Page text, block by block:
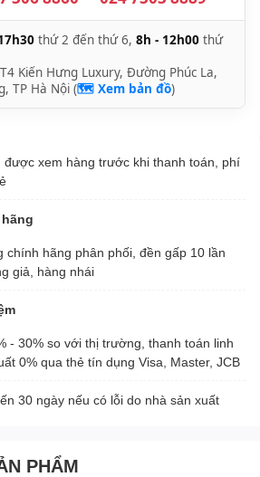
thứ 2 đến thứ 6, 8h - 12h00 thứ
Kiến Hưng Luxury, Đường Phúc La,
TP Hà Nội (🗺️ Xem bản đồ)
được xem hàng trước khi thanh toán, phí
chính hãng phân phối, đền gấp 10 lần
giả, hàng nhái
- 30% so với thị trường, thanh toán linh
0% qua thẻ tín dụng Visa, Master, JCB
30 ngày nếu có lỗi do nhà sản xuất
PHẨM